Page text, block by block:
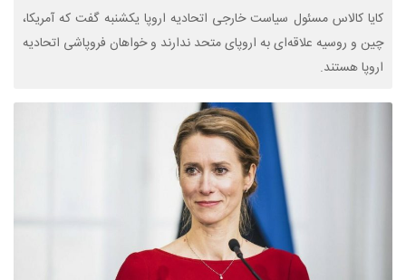
کایا کالاس مسئول سیاست خارجی اتحادیه اروپا یکشنبه گفت که آمریکا،
چین و روسیه علاقه‌ای به اروپای متحد ندارند و خواهان فروپاشی اتحادیه
اروپا هستند.